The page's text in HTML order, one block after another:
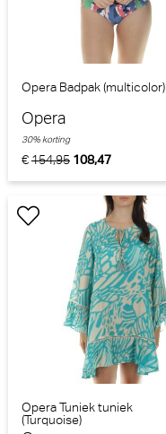
Opera Badpak (multicolor)
Opera
€154,95 108,47
30% korting
Opera Tuniek tuniek
(Turquoise)